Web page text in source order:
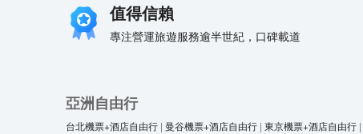
值得信賴
專注營運旅遊服務逾半世紀，口碑載道
亞洲自由行
台北機票+酒店自由行 | 曼谷機票+酒店自由行 | 東京機票+酒店自由行 |